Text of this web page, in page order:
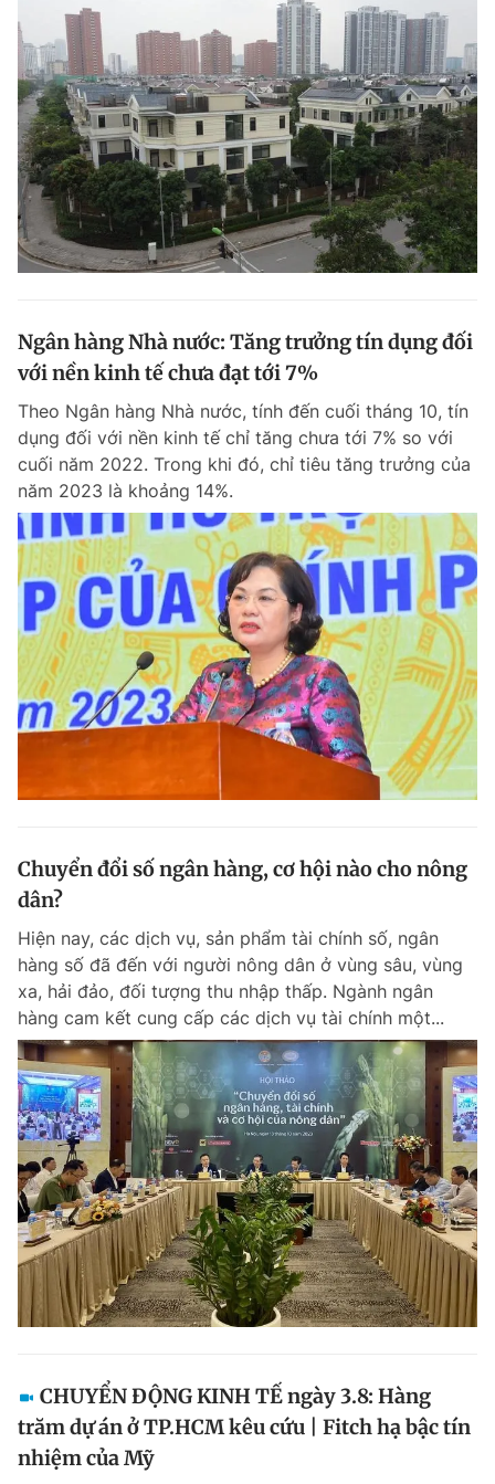
Ngân hàng Nhà nước: Tăng trưởng tín dụng đối
với nền kinh tế chưa đạt tới 7%
Theo Ngân hàng Nhà nước, tính đến cuối tháng 10, tín
dụng đối với nền kinh tế chỉ tăng chưa tới 7% so với
cuối năm 2022. Trong khi đó, chỉ tiêu tăng trưởng của
năm 2023 là khoảng 14%.
Chuyển đổi số ngân hàng, cơ hội nào cho nông
dân?
Hiện nay, các dịch vụ, sản phẩm tài chính số, ngân
hàng số đã đến với người nông dân ở vùng sâu, vùng
xa, hải đảo, đối tượng thu nhập thấp. Ngành ngân
hàng cam kết cung cấp các dịch vụ tài chính một...
CHUYỂN ĐỘNG KINH TẾ ngày 3.8: Hàng
trăm dự án ở TP.HCM kêu cứu | Fitch hạ bậc tín
nhiệm của Mỹ